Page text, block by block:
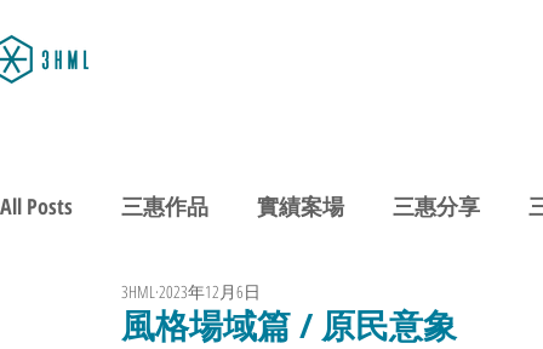
All Posts 三惠作品 實績案場 三惠分享
風格場域篇 / 原民意象
3HML2023年12月6日